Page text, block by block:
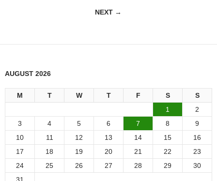
NEXT →
AUGUST 2026
M T W T F S
S
1
2
3
4 5 6 7 8
9
10
11 12 13 14 15
16
17
18 19 20 21 22
23
24
25 26 27 28 29
30
31